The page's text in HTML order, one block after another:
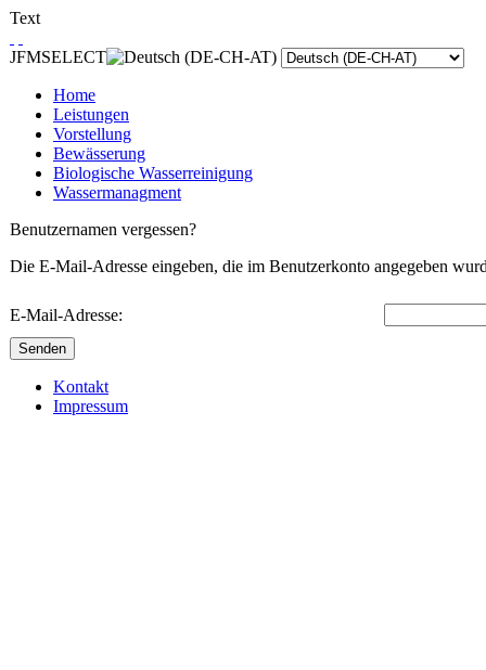
Text
JFMSELECT
Home
Leistungen
Vorstellung
Bewässerung
Biologische Wasserreinigung
Wassermanagment
Benutzernamen vergessen?
Die E-Mail-Adresse eingeben, die im Benutzerkonto angegeben
E-Mail-Adresse:
Senden
Kontakt
Impressum